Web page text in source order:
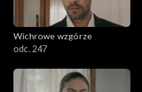
Wichrowe wzgórze
odc. 247